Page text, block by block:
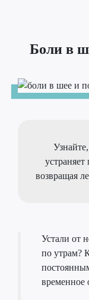
Боли в
возвращая
Устали от
по утрам?
временное